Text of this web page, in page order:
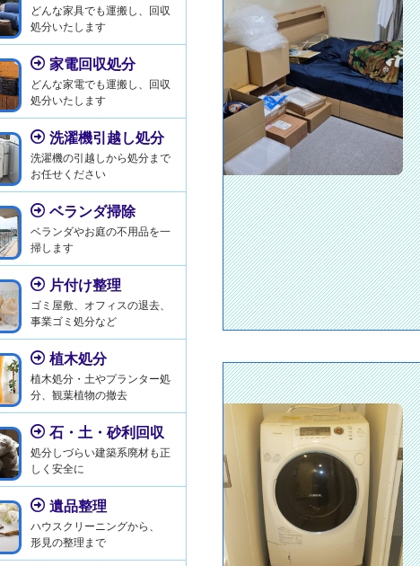
どんな家具でも運搬し、回収
処分いたします
家電回収処分
どんな家電でも運搬し、回収
処分いたします
洗濯機引越し処分
洗濯機の引越しから処分まで
お任せください
ベランダ掃除
ベランダやお庭の不用品を一
掃します
片付け整理
ゴミ屋敷、オフィスの退去、
事業ゴミ処分など
植木処分
植木処分・土やプランター処
分、観葉植物の撤去
石・土・砂利回収
処分しづらい建築系廃材も正
しく安全に
遺品整理
ハウスクリーニングから、
形見の整理まで